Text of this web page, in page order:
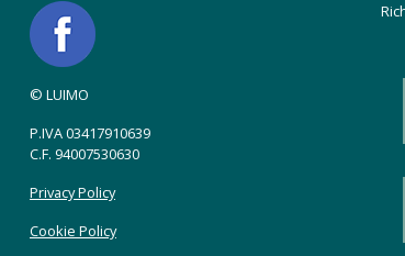
© LUIMO
P.IVA 03417910639
C.F. 94007530630
Privacy Policy
Cookie Policy